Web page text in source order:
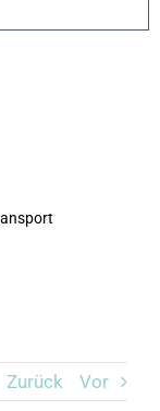
Zurück Vor